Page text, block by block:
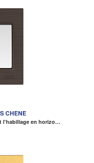
CHENE
l'habillage en horizo…